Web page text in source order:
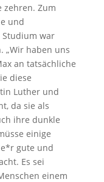
zehren. Zum
und
Studium war
„Wir haben uns
an tatsächliche
diese
Luther und
da sie als
ihre dunkle
einige
gute und
Es sei
einem